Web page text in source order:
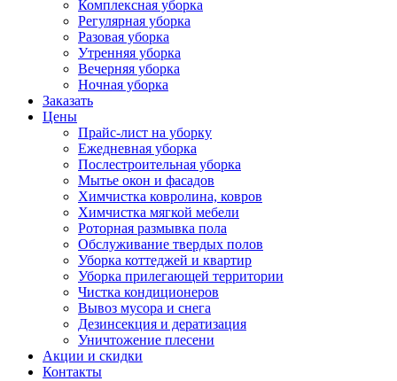
Комплексная уборка
Регулярная уборка
Разовая уборка
Утренняя уборка
Вечерняя уборка
Ночная уборка
Заказать
Цены
Прайс-лист на уборку
Ежедневная уборка
Послестроительная уборка
Мытье окон и фасадов
Химчистка ковролина, ковров
Химчистка мягкой мебели
Роторная размывка пола
Обслуживание твердых полов
Уборка коттеджей и квартир
Уборка прилегающей территории
Чистка кондиционеров
Вывоз мусора и снега
Дезинсекция и дератизация
Уничтожение плесени
Акции и скидки
Контакты